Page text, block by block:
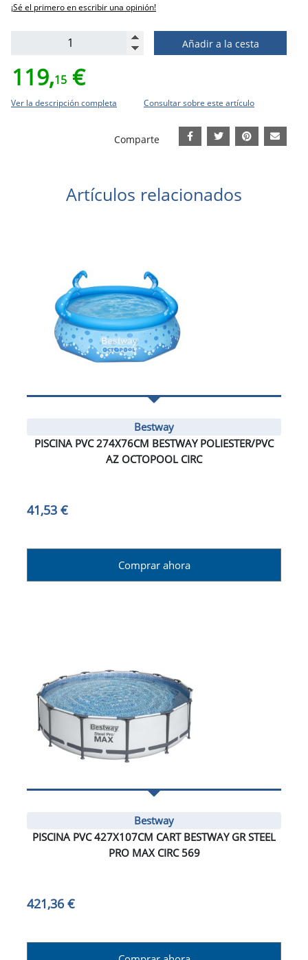
¡Sé el primero en escribir una opinión!
Añadir a la cesta
119,15 €
Ver la descripción completa Consultar sobre este artículo
Comparte
Artículos relacionados
Bestway
PISCINA PVC 274X76CM BESTWAY POLIESTER/PVC
AZ OCTOPOOL CIRC
41,53 €
Comprar ahora
Bestway
PISCINA PVC 427X107CM CART BESTWAY GR STEEL
PRO MAX CIRC 569
421,36 €